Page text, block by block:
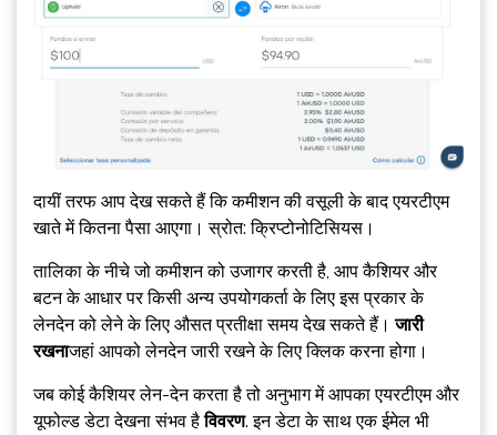
दायीं तरफ आप देख सकते हैं कि कमीशन की वसूली के बाद एयरटीएम
खाते में कितना पैसा आएगा। स्रोत: क्रिप्टोनोटिसियस।
तालिका के नीचे जो कमीशन को उजागर करती है, आप कैशियर और
बटन के आधार पर किसी अन्य उपयोगकर्ता के लिए इस प्रकार के
लेनदेन को लेने के लिए औसत प्रतीक्षा समय देख सकते हैं।जारी
रखनाजहां आपको लेनदेन जारी रखने के लिए क्लिक करना होगा।
जब कोई कैशियर लेन-देन करता है तो अनुभाग में आपका एयरटीएम और
यूफोल्ड डेटा देखना संभव हैविवरण. इन डेटा के साथ एक ईमेल भी